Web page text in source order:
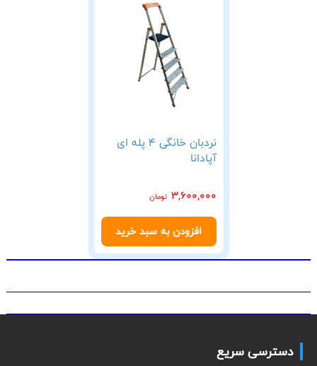
نردبان خانگی 4 پله ای
آپادانا
3,600,000 تومان
افزودن به سبد خرید
دسترسی سریع